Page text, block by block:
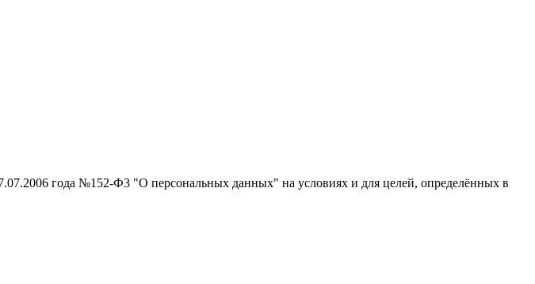
года №152-Ф3 "О персональных данных" на условиях и для целей, определённых в